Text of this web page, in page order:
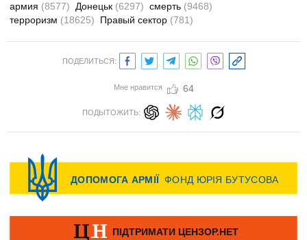
армия (8577) Донецьк (6297) смерть (9468)
терроризм (18625) Правый сектор (781)
ПОДЕЛИТЬСЯ:
Мне нравится 64
ПОДЫТОЖИТЬ: